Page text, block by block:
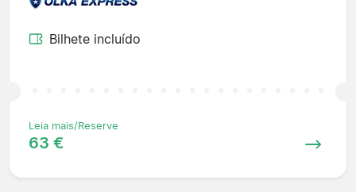
Bilhete incluído
Leia mais/Reserve
63 €